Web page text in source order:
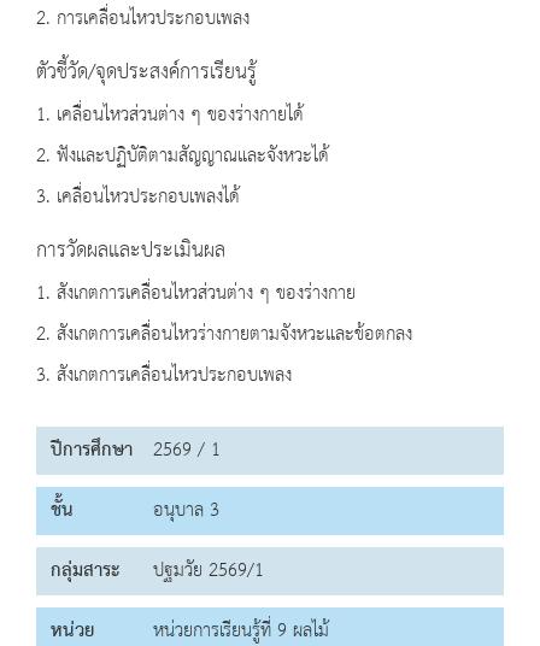
2. การเคลื่อนไหวประกอบเพลง
ตัวชี้วัด/จุดประสงค์การเรียนรู้
1. เคลื่อนไหวส่วนต่าง ๆ ของร่างกายได้
2. ฟังและปฏิบัติตามสัญญาณและจังหวะได้
3. เคลื่อนไหวประกอบเพลงได้
การวัดผลและประเมินผล
1. สังเกตการเคลื่อนไหวส่วนต่าง ๆ ของร่างกาย
2. สังเกตการเคลื่อนไหวร่างกายตามจังหวะและข้อตกลง
3. สังเกตการเคลื่อนไหวประกอบเพลง
ปีการศึกษา 2569 / 1
ชั้น
อนุบาล 3
กลุ่มสาระ
ปฐมวัย 2569/1
หน่วย
หน่วยการเรียนรู้ที่ 9 ผลไม้